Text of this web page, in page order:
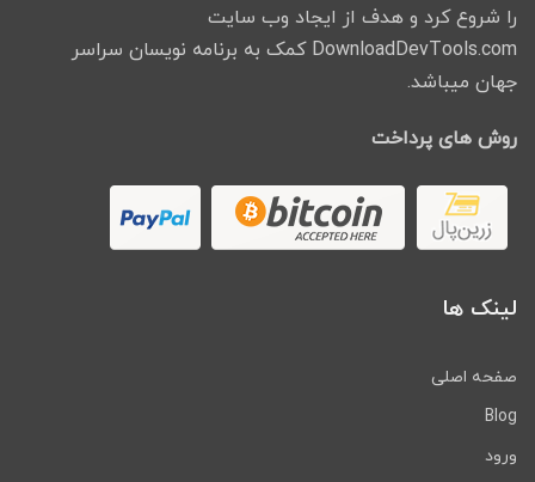
را شروع کرد و هدف از ایجاد وب سایت
DownloadDevTools.com کمک به برنامه نویسان سراسر
جهان میباشد.
روش های پرداخت
لینک ها
صفحه اصلی
Blog
ورود